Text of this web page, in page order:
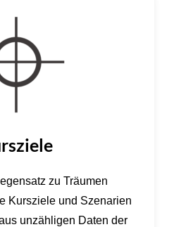
zu Träumen
Kursziele und Szenarien
unzähligen Daten der